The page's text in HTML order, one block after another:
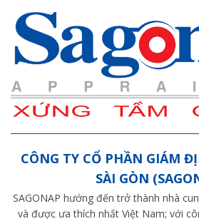
CÔNG TY CỔ PHẦN GIÁM
SÀI GÒN
SAGONAP hướng đến trở thành nhà
và được ưa thích nhất Việt Nam; với